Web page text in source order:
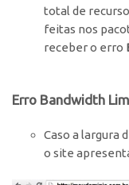
total de
feitas nos
receber o erro
Erro Bandwidth
Caso a largura
o site